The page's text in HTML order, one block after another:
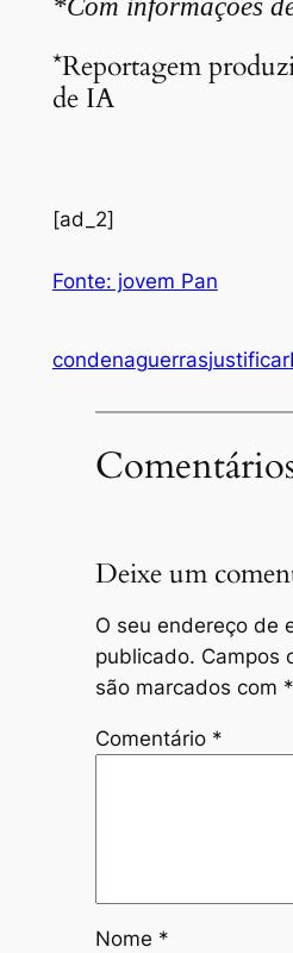
*Reportagem
de IA
[ad_2]
Fonte: jovem Pan
condenaguerrasjustificar
Deixe um
O seu endereço de
publicado. Campos
são marcados com *
Comentário *
Nome *